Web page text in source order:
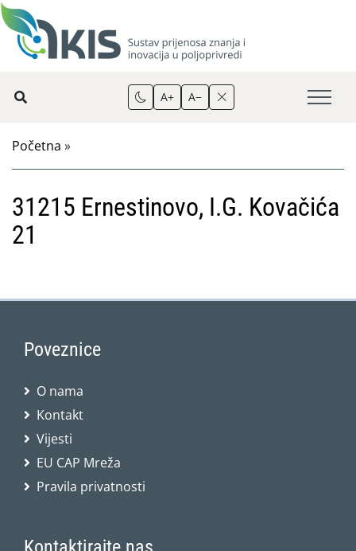
A+ A−
Početna »
31215 Ernestinovo, I.G. Kovačića
21
Poveznice
O nama
Kontakt
Vijesti
EU CAP Mreža
Pravila privatnosti